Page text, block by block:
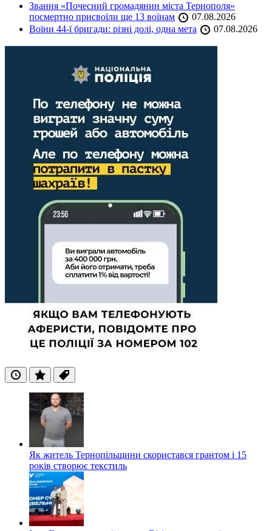
Звання «Почесний громадянин міста Тернополя»
посмертно присвоїли ще 13 воїнам
07.08.2026
Воїни 44-ї бригади: різні долі, одна мета
07.08.2026
ОстанніПопулярні
Теги
Як житель Тернопільщини скористався грантом і 15
років створює текстиль